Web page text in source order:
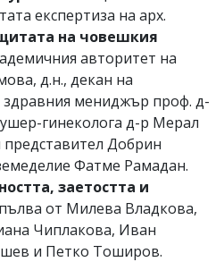
експертиза на арх.
на човешкия
авторитет на
д.н., декан на
мениджър проф. д-
гинеколога д-р Мерал
Добрин
Фатме Рамадан.
заетостта и
от Милева Владкова,
Чиплакова, Иван
и Петко Тоширов.